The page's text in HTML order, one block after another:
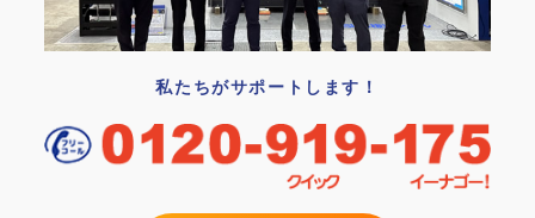
私たちがサポートします！